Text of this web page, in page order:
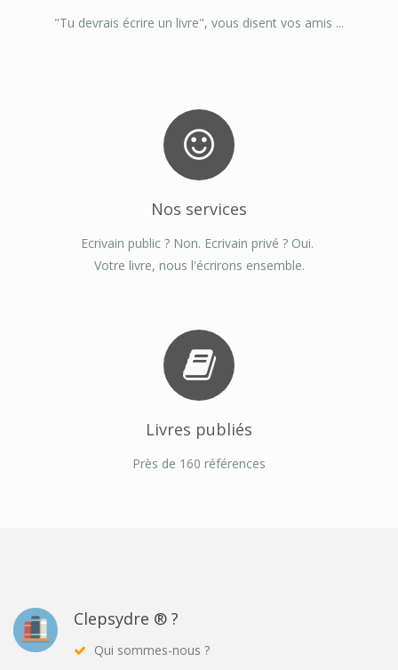
"Tu devrais écrire un livre", vous disent vos amis ...
Nos services
Ecrivain public ? Non. Ecrivain privé ? Oui.
Votre livre, nous l'écrirons ensemble.
Livres publiés
Près de 160 références
Clepsydre ® ?
Qui sommes-nous ?